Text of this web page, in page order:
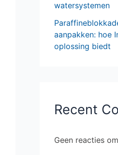
watersystemen
aanpakken: hoe
oplossing biedt
Recent
Geen reacties